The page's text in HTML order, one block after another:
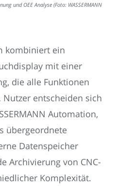
und OEE Analyse (Foto: WASSERMANN
kombiniert ein
mit einer
die alle Funktionen
entscheiden sich
Automation,
übergeordnete
Datenspeicher
Archivierung von CNC-
Komplexität.